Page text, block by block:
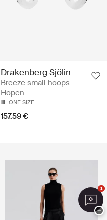
Drakenberg Sjölin
Breeze small hoops -
Hopen
ONE SIZE
157.59 €
1
−